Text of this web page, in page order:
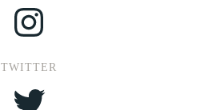
Instagram
TWITTER
Twitter